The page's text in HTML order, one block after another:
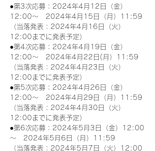
●第3次応募：2024年4月12日（金）
12:00～　2024年4月15日（月）11:59
（当落発表：2024年4月16日（火）
12:00までに発表予定）
●第4次応募：2024年4月19日（金）
12:00～　2024年4月22日(月）11:59
（当落発表：2024年4月23日（火）
12:00までに発表予定）
●第5次応募：2024年4月26日（金）
12:00～　2024年4月29日（月）11:59
（当落発表：2024年4月30日（火）
12:00までに発表予定）
●第6次応募：2024年5月3日（金）12:00
～　2024年5月6日（月）11:59
（当落発表：2024年5月7日（火）12:00